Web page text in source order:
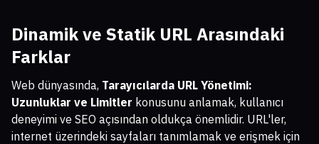
Dinamik ve Statik URL Arasındaki
Farklar
Web dünyasında, Tarayıcılarda URL Yönetimi:
Uzunluklar ve Limitler konusunu anlamak, kullanıcı
deneyimi ve SEO açısından oldukça önemlidir. URL'ler,
internet üzerindeki sayfaları tanımlamak ve erişmek için